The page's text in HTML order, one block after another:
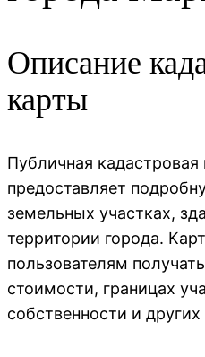
Описание
карты
Публичная
предоставляет
земельных участках,
территории города.
пользователям
стоимости, границах
собственности и